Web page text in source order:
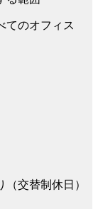
てのオフィス
交替制休日）